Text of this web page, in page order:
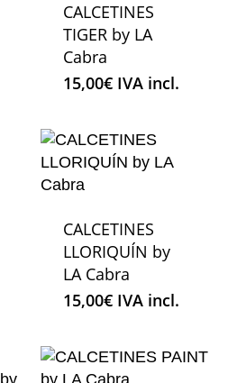
CALCETINES
TIGER by LA
Cabra
15,00€ IVA incl.
CALCETINES
LLORIQUÍN by
LA Cabra
15,00€ IVA incl.